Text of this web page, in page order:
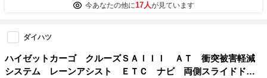
今あなたの他に17人が見ています
ダイハツ
ハイゼットカーゴ クルーズＳＡＩＩＩ ＡＴ 衝突被害軽減
システム レーンアシスト ＥＴＣ ナビ 両側スライドド